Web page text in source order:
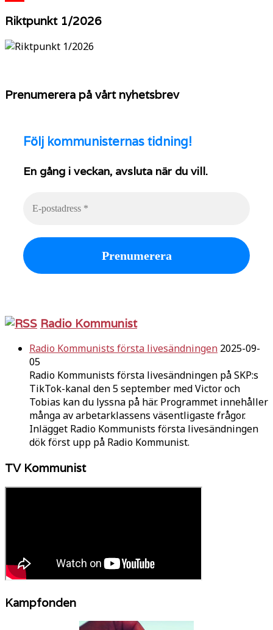
Riktpunkt 1/2026
Prenumerera på vårt nyhetsbrev
Följ kommunisternas tidning!
En gång i veckan, avsluta när du vill.
Radio Kommunist
Radio Kommunists första livesändningen 2025-09-
05
Radio Kommunists första livesändningen på SKP:s
TikTok-kanal den 5 september med Victor och
Tobias kan du lyssna på här. Programmet innehåller
många av arbetarklassens väsentligaste frågor.
Inlägget Radio Kommunists första livesändningen
dök först upp på Radio Kommunist.
TV Kommunist
Kampfonden